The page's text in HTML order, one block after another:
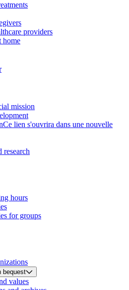
providers
home
mission
Ce lien s'ouvrira dans une nouvelle
research
hours
for groups
bequest
values